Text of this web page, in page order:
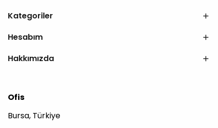
Kategoriler
Hesabım
Hakkımızda
Ofis
Bursa, Türkiye